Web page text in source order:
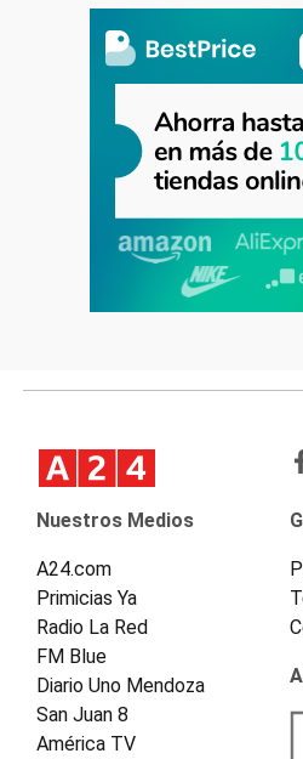
Nuestros Medios
A24.com
Primicias Ya
Radio La Red
FM Blue
Diario Uno Mendoza
San Juan 8
América TV